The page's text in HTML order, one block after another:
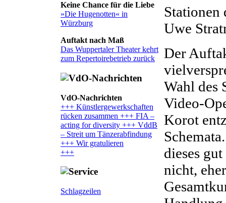
Keine Chance für die Liebe
»Die Hugenotten« in
Würzburg
Auftakt nach Maß
Das Wuppertaler Theater kehrt
zum Repertoirebetrieb zurück
VdO-Nachrichten
+++ Künstlergewerkschaften
rücken zusammen +++ FIA –
acting for diversity +++ VddB
– Streit um Tänzerabfindung
+++ Wir gratulieren
+++
Schlagzeilen
Stationen
Uwe
Der
Wahl des
Video-
Korot
dieses
nicht,